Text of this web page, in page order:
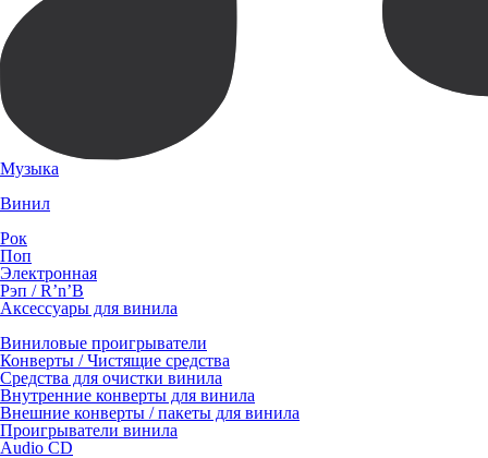
Музыка
Винил
Рок
Поп
Электронная
Рэп / R’n’B
Аксессуары для винила
Виниловые проигрыватели
Конверты / Чистящие средства
Средства для очистки винила
Внутренние конверты для винила
Внешние конверты / пакеты для винила
Проигрыватели винила
Audio CD